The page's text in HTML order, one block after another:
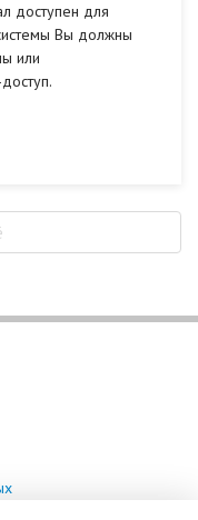
доступен для
Вы должны
или